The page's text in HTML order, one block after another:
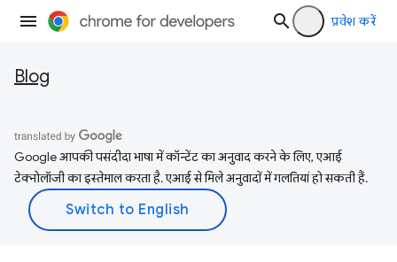
प्रवेश करें
Blog
Google आपकी पसंदीदा भाषा में कॉन्टेंट का अनुवाद करने के लिए, एआई
टेक्नोलॉजी का इस्तेमाल करता है. एआई से मिले अनुवादों में गलतियां हो सकती हैं.